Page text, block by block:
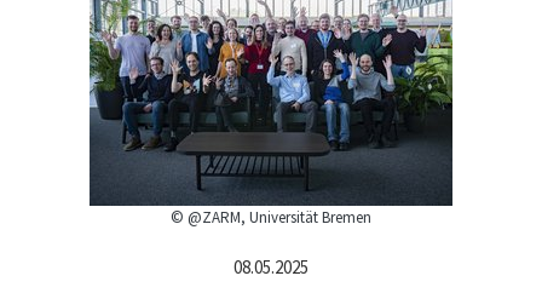
© @ZARM, Universität Bremen
08.05.2025